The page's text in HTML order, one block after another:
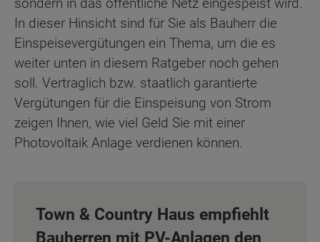
In dieser Hinsicht sind für Sie als Bauherr die
Einspeisevergütungen ein Thema, um die es
weiter unten in diesem Ratgeber noch gehen
soll. Vertraglich bzw. staatlich garantierte
Vergütungen für die Einspeisung von Strom
zeigen Ihnen, wie viel Geld Sie mit einer
Photovoltaik Anlage verdienen können.
Town & Country Haus empfiehlt
Bauherren mit PV-Anlagen den